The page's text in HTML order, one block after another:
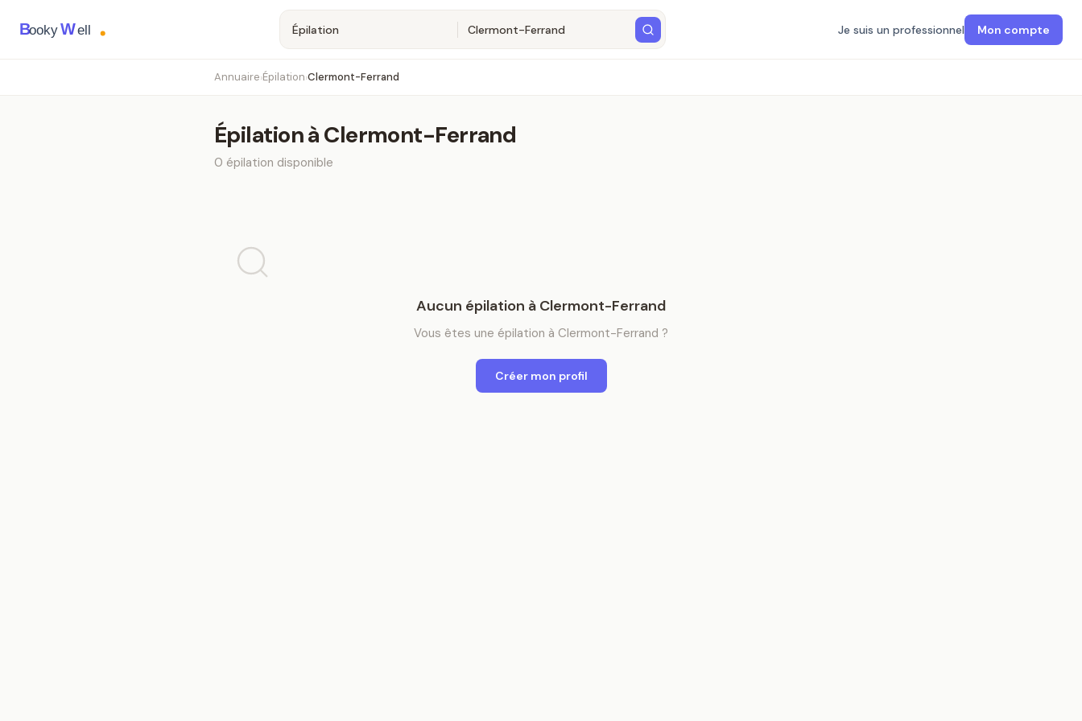
BookyWell Je suis un professionnel Mon compte
Annuaire›Épilation›Clermont-Ferrand
ÉpilationàClermont-Ferrand
0 épilation disponible
Aucun épilation à Clermont-Ferrand
Vous êtes une épilation à Clermont-Ferrand ?
Créer mon profil